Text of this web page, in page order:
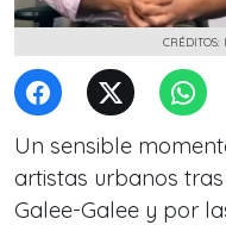
CRÉDITOS:
Un sensible
artistas urbanos
Galee-Galee y por